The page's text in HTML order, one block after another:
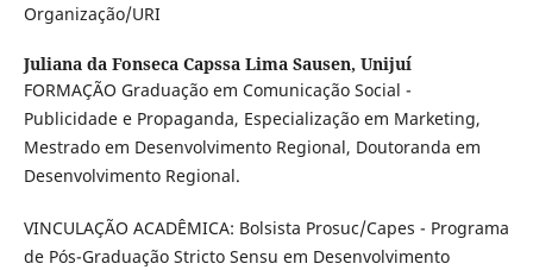
Organização/URI
Juliana da Fonseca Capssa Lima Sausen, Unijuí
FORMAÇÃO Graduação em Comunicação Social -
Publicidade e Propaganda, Especialização em Marketing,
Mestrado em Desenvolvimento Regional, Doutoranda em
Desenvolvimento Regional.
VINCULAÇÃO ACADÊMICA: Bolsista Prosuc/Capes - Programa
de Pós-Graduação Stricto Sensu em Desenvolvimento